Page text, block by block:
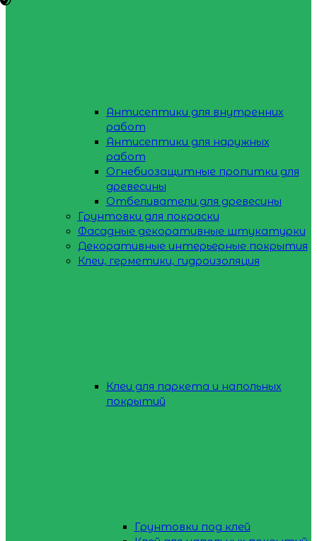
Антисептики для внутренних
работ
Антисептики для наружных
работ
Огнебиозащитные пропитки для
древесины
Отбеливатели для древесины
Грунтовки для покраски
Фасадные декоративные штукатурки
Декоративные интерьерные покрытия
Клеи, герметики, гидроизоляция
Клеи для паркета и напольных
покрытий
Грунтовки под клей